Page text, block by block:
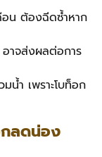
น ต้องฉีดซ้ำหาก
าจส่งผลต่อการ
น้ำ เพราะโบท็อก
ลดน่อง